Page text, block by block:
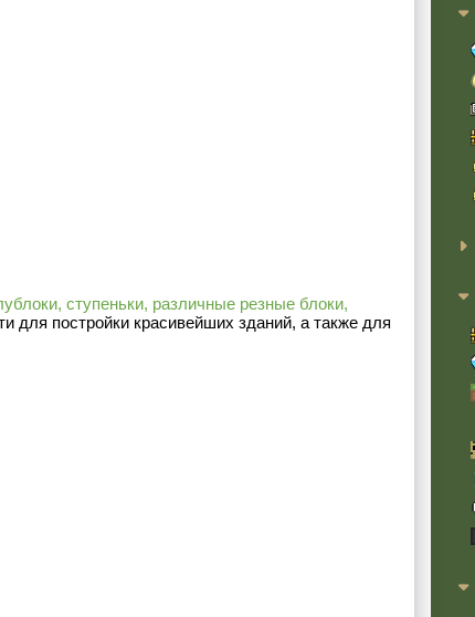
ступеньки, различные резные блоки,
для постройки красивейших зданий, а также для